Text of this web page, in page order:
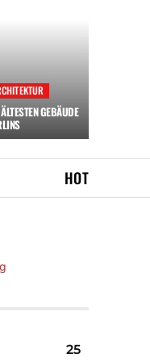
GEBÄUDE
HOT
25